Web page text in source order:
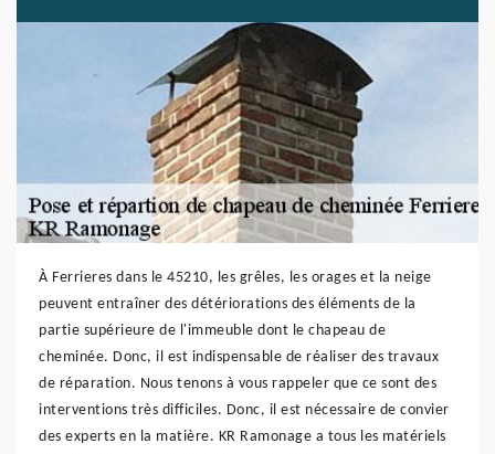
À Ferrieres dans le 45210, les grêles, les orages et la neige
peuvent entraîner des détériorations des éléments de la
partie supérieure de l'immeuble dont le chapeau de
cheminée. Donc, il est indispensable de réaliser des travaux
de réparation. Nous tenons à vous rappeler que ce sont des
interventions très difficiles. Donc, il est nécessaire de convier
des experts en la matière. KR Ramonage a tous les matériels